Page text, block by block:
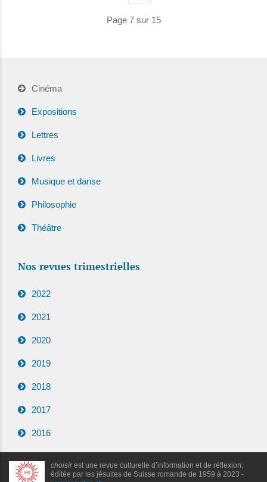
Page 7 sur 15
Cinéma
Expositions
Lettres
Livres
Musique et danse
Philosophie
Théâtre
Nos revues trimestrielles
2022
2021
2020
2019
2018
2017
2016
choisirest une revue culturelle d’information et de réflexion,
éditée par les jésuites de Suisse romande de 1959 à 2023 -